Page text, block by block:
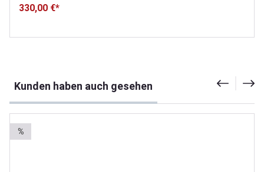
330,00 €*
Kunden haben auch gesehen
%